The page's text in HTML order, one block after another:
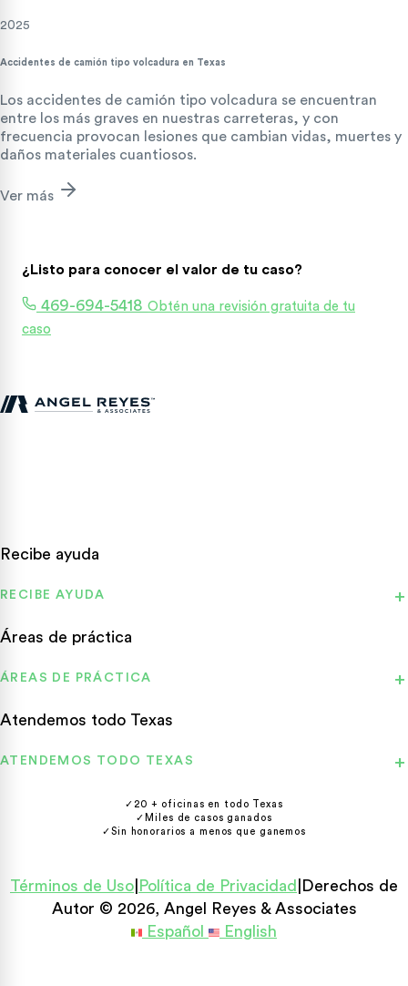
2025
Accidentes de camión tipo volcadura en Texas
Los accidentes de camión tipo volcadura se encuentran
entre los más graves en nuestras carreteras, y con
frecuencia provocan lesiones que cambian vidas, muertes y
daños materiales cuantiosos.
Ver más
¿Listo para conocer el valor de tu caso?
469-694-5418 Obtén una revisión gratuita de tu
caso
Recibe ayuda
RECIBE AYUDA
Áreas de práctica
ÁREAS DE PRÁCTICA
Atendemos todo Texas
ATENDEMOS TODO TEXAS
✓ 20 + oficinas en todo Texas
✓ Miles de casos ganados
✓Sin honorarios a menos que ganemos
Términos de Uso Política de Privacidad
Derechos de
Autor © 2026, Angel Reyes & Associates
Español
English